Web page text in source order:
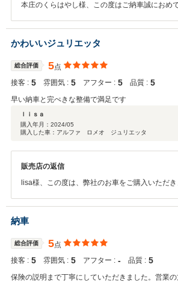
本庄のくらはやし様、この度はご納車誠におめ
はやし様のカーライフを全力でサポートさせて
付き合い宜しくお願い致します。
かわいいジュリエッタ
総合評価 5点
接客 : 5 雰囲気 : 5 アフター : 5 品質 : 5
早い納車と完ぺきな整備で満足です
ｌｉｓａ
購入年月： 2024/05
購入した車：アルファ ロメオ ジュリエッタ
販売店の返信
lisa様、この度は、弊社のお車をご購入いただ
て良かったです！！今後もしっかりメンテナン
いきますので頼って頂けたらと思います。宜し
納車
総合評価 5点
接客 : 5 雰囲気 : 5 アフター : ‐ 品質 : 5
保険の説明まで丁寧にしていただきました。営業